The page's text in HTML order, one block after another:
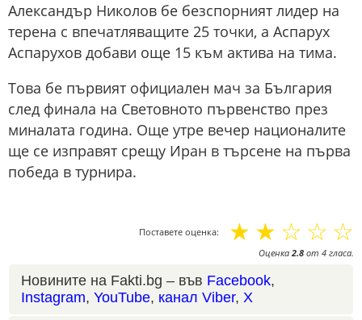
Александър Николов бе безспорният лидер на
терена с впечатляващите 25 точки, а Аспарух
Аспарухов добави още 15 към актива на тима.
Това бе първият официален мач за България
след финала на Световното първенство през
миналата година. Още утре вечер националите
ще се изправят срещу Иран в търсене на първа
победа в турнира.
Поставете оценка: ☆
☆
☆
☆
☆
Оценка2.8 от 4 гласа.
Новините на Fakti.bg – във Facebook,
Instagram, YouTube, канал Viber, X